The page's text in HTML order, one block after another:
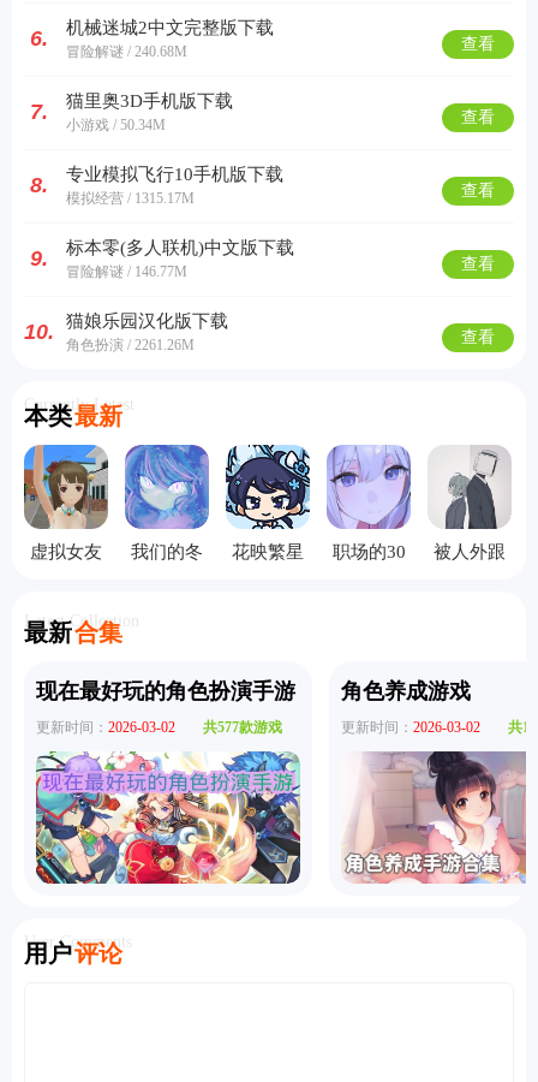
6. 机械迷城2中文完整版下载
冒险解谜 / 240.68M 查看
7. 猫里奥3D手机版下载
小游戏 / 50.34M 查看
8. 专业模拟飞行10手机版下载
模拟经营 / 1315.17M 查看
9. 标本零(多人联机)中文版下载
冒险解谜 / 146.77M 查看
10. 猫娘乐园汉化版下载
角色扮演 / 2261.26M 查看
本类最新
Currently Latest
虚拟女友
文版
我们的冬
花映繁星
职场的30
被人外跟
最新合集
Latest Collection
现在最好玩的角色扮演手游
更新时间： 2026-03-02 共577款游戏
角色养成游戏
更新时间： 2026-03-02 共
用户评论
User Comments